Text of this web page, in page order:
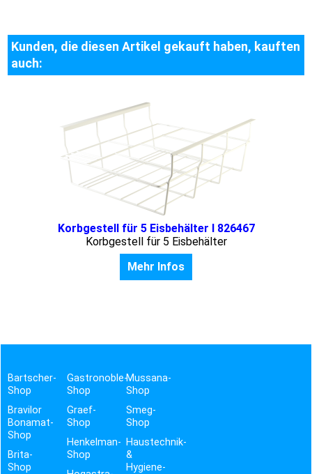
Kunden, die diesen Artikel gekauft haben, kauften
auch:
Korbgestell für 5 Eisbehälter I 826467
Korbgestell für 5 Eisbehälter
Mehr Infos
Bartscher-
Shop
Bravilor
Bonamat-
Shop
Brita-
Shop
Gastronoble-
Shop
Graef-
Shop
Henkelman-
Shop
Mussana-
Shop
Smeg-
Shop
Haustechnik-
&
Hygiene-